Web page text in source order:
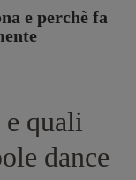
e perchè fa
e quali
dance